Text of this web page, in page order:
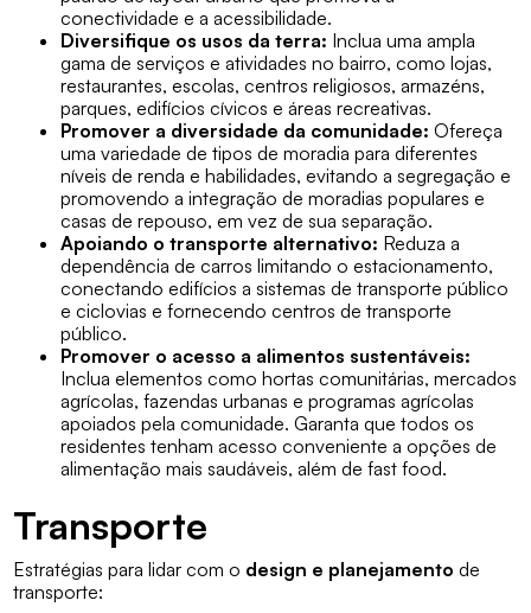
conectividade e a acessibilidade.
Diversifique os usos da terra: Inclua uma ampla
gama de serviços e atividades no bairro, como lojas,
restaurantes, escolas, centros religiosos, armazéns,
parques, edifícios cívicos e áreas recreativas.
Promover a diversidade da comunidade: Ofereça
uma variedade de tipos de moradia para diferentes
níveis de renda e habilidades, evitando a segregação e
promovendo a integração de moradias populares e
casas de repouso, em vez de sua separação.
Apoiando o transporte alternativo: Reduza a
dependência de carros limitando o estacionamento,
conectando edifícios a sistemas de transporte público
e ciclovias e fornecendo centros de transporte
público.
Promover o acesso a alimentos sustentáveis:
Inclua elementos como hortas comunitárias, mercados
agrícolas, fazendas urbanas e programas agrícolas
apoiados pela comunidade. Garanta que todos os
residentes tenham acesso conveniente a opções de
alimentação mais saudáveis, além de fast food.
Transporte
Estratégias para lidar com o design e planejamento de
transporte: